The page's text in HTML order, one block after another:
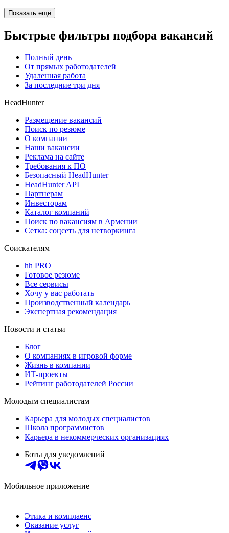
Показать ещё
Быстрые фильтры подбора вакансий
Полный день
От прямых работодателей
Удаленная работа
За последние три дня
HeadHunter
Размещение вакансий
Поиск по резюме
О компании
Наши вакансии
Реклама на сайте
Требования к ПО
Безопасный HeadHunter
HeadHunter API
Партнерам
Инвесторам
Каталог компаний
Поиск по вакансиям в Армении
Сетка: соцсеть для нетворкинга
Соискателям
hh PRO
Готовое резюме
Все сервисы
Хочу у вас работать
Производственный календарь
Экспертная рекомендация
Новости и статьи
Блог
О компаниях в игровой форме
Жизнь в компании
ИТ-проекты
Рейтинг работодателей России
Молодым специалистам
Карьера для молодых специалистов
Школа программистов
Карьера в некоммерческих организациях
Боты для уведомлений
Мобильное приложение
Этика и комплаенс
Оказание услуг